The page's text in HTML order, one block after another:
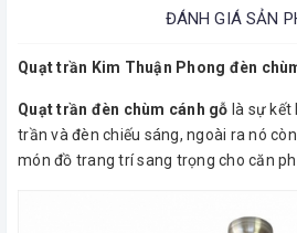
ĐÁNH GIÁ SẢN
Quạt trần Kim Thuận Phong đèn
Quạt trần đèn chùm cánh gỗ là sự
trần và đèn chiếu sáng, ngoài ra nó
món đồ trang trí sang trọng cho căn